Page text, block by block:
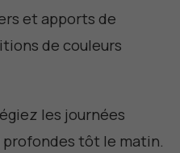
et apports de
de couleurs
les journées
profondes tôt le matin.